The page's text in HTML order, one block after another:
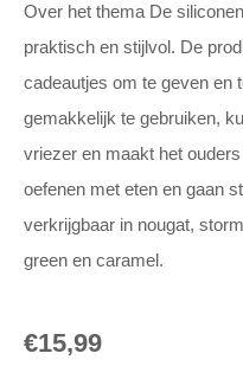
Over het thema De
praktisch en stijlvol. De
cadeautjes om te geven en
gemakkelijk te gebruiken,
vriezer en maakt het
oefenen met eten en gaan
verkrijgbaar in nougat,
green en caramel.
€15,99